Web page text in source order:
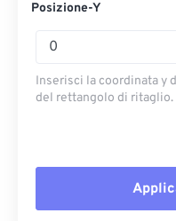
Posizione-Y
Inserisci la coordinata y
del rettangolo di ritaglio.